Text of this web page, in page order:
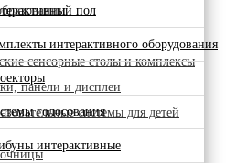
пол
интерактивного оборудования
голосования
интерактивные
сенсорные столы и комплексы
панели и дисплеи
системы для детей